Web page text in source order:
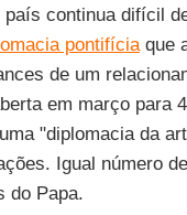
país continua difícil
pontifíciaque
de um
em março para
"diplomacia da
Igual número
do Papa.